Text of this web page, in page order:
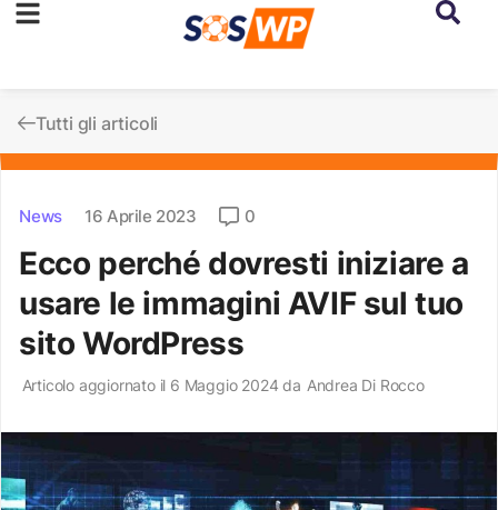
Tutti gli articoli
News 16 Aprile 2023 0
Ecco perché dovresti iniziare a
usare le immagini AVIF sul tuo
sito WordPress
Articolo aggiornato il 6 Maggio 2024 da Andrea Di Rocco